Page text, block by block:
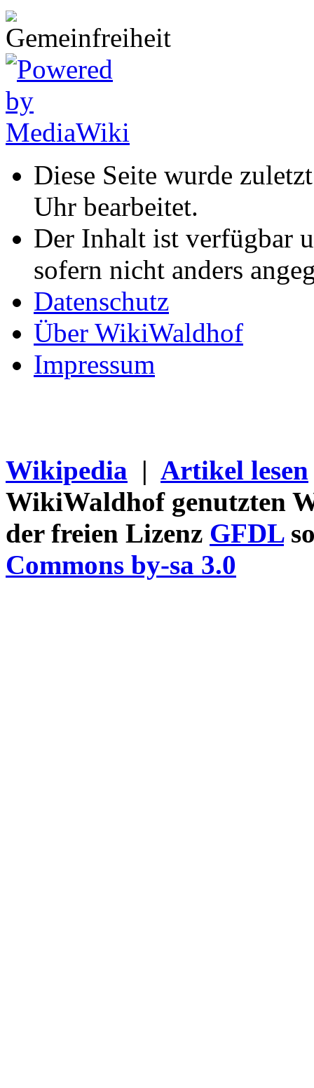
Diese Seite wurde
Uhr bearbeitet.
Der Inhalt ist verfügbar
sofern nicht anders
Datenschutz
Über WikiWaldhof
Impressum
Wikipedia | Artikel lesen
WikiWaldhof genutzten
der freien Lizenz GFDL
Commons by-sa 3.0